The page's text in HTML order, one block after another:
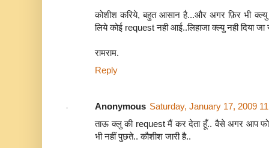
कोशीश करिये, बहुत आसान है...और अगर फ़िर भी क्ल्यु
लिये कोई request नही आई..लिहाजा क्ल्यु नही दिया जा
रामराम.
Reply
Anonymous Saturday, January 17, 2009
ताऊ क्लु की request मैं कर देता हूँ.. वैसे अगर आप
भी नहीं पुछते.. कौशीश जारी है..